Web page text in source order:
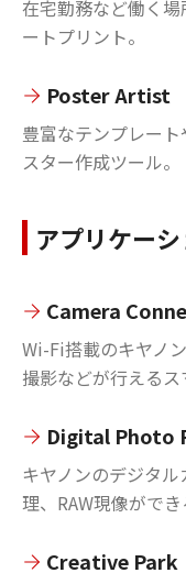
在宅勤務など働く
ートプリント。
Poster Artist
豊富なテンプレー
スター作成ツール。
アプリケー
Camera
Wi-Fi搭載のキヤノ
撮影などが行えるス
Digital Photo
キヤノンのデジタ
理、RAW現像ができ
Creative Park